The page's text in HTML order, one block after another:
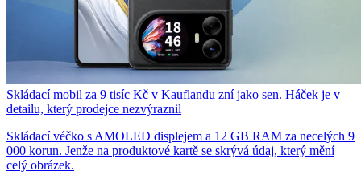
Skládací mobil za 9 tisíc Kč v Kauflandu zní jako sen. Háček je v
detailu, který prodejce nezvýraznil
Skládací véčko s AMOLED displejem a 12 GB RAM za necelých 9
000 korun. Jenže na produktové kartě se skrývá údaj, který mění
celý obrázek.